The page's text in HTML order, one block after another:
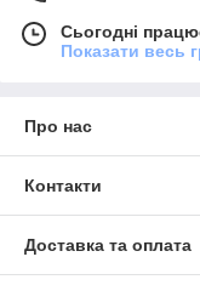
Сьогодні
Показати весь
Про нас
Контакти
Доставка та оплата